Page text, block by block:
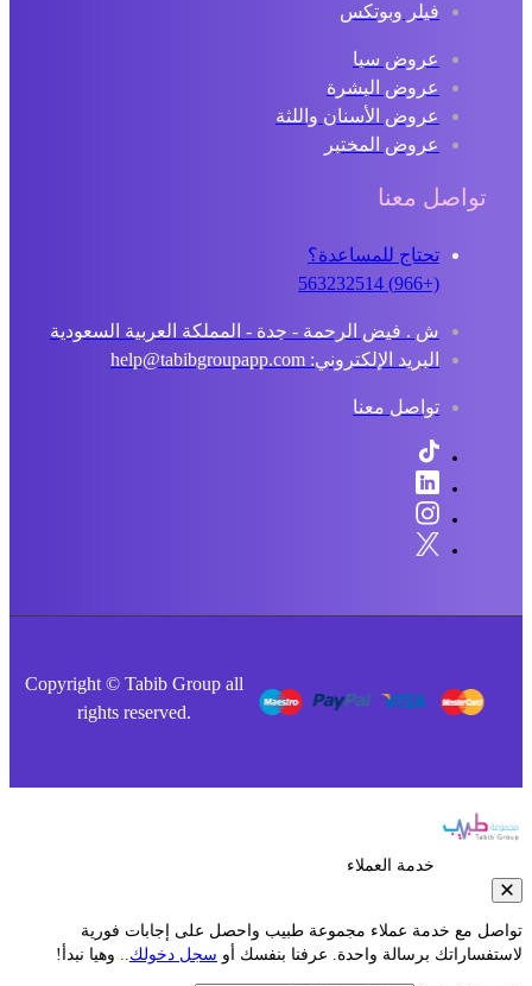
فيلر وبوتكس
عروض سبا
عروض البشرة
عروض الأسنان واللثة
عروض المختبر
تواصل معنا
تحتاج للمساعدة؟
ش . فيض الرحمة - جدة - المملكة العربية السعودية
البريد الإلكتروني: help@tabibgroupapp.com
تواصل معنا
Copyright © Tabib Group all
rights reserved.
خدمة العملاء
مع خدمة عملاء مجموعة طبيب واحصل على إجابات فورية
برسالة واحدة. عرفنا بنفسك أوسجل دخولك.. وهيا نبدأ!